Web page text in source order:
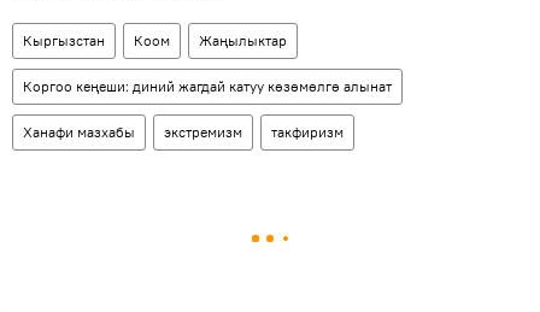
Кыргызстан Коом Жаңылыктар
Коргоо кеңеши: диний жагдай катуу көзөмөлгө алынат
Ханафи мазхабы экстремизм такфиризм